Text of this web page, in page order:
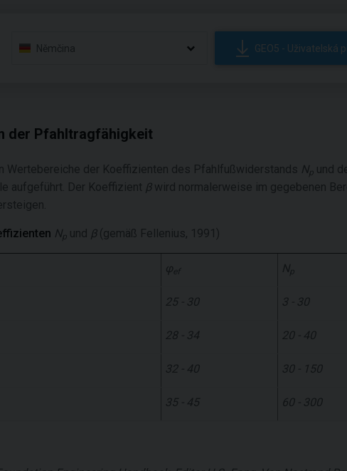
Němčina GEO5 - Uživatelská
der Pfahltragfähigkeit
Wertebereiche der Koeffizienten des Pfahlfußwiderstands Np und
aufgeführt. Der Koeffizient βwird normalerweise im gegebenen
Np und β(gemäß Fellenius, 1991)
φef Np
25 - 30 3 - 30
28 - 34 20 - 40
32 - 40 30 - 150
35 - 45 60 - 300